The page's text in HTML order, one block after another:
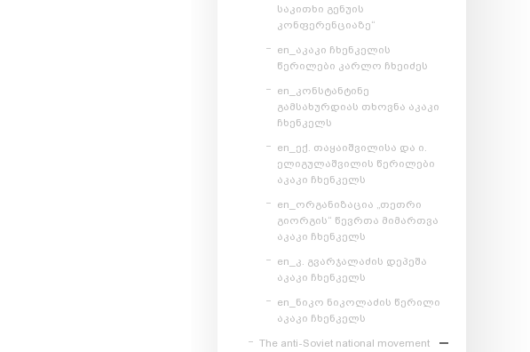
საკითხი გენუის
კონფერენციაზე“
en_აკაკი ჩხენკელის
წერილები კარლო ჩხეიძეს
en_კონსტანტინე
გამსახურდიას თხოვნა აკაკი
ჩხენკელს
en_ექ. თაყაიშვილისა და ი.
ელიგულაშვილის წერილები
აკაკი ჩხენკელს
en_ორგანიზაცია „თეთრი
გიორგის“ წევრთა მიმართვა
აკაკი ჩხენკელს
en_კ. გვარჯალაძის დეპეშა
აკაკი ჩხენკელს
en_ნიკო ნიკოლაძის წერილი
აკაკი ჩხენკელს
The anti-Soviet national movement